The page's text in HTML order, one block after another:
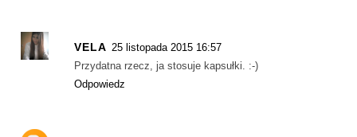
VELA 25 listopada 2015 16:57
Przydatna rzecz, ja stosuje kapsułki. :-)
Odpowiedz